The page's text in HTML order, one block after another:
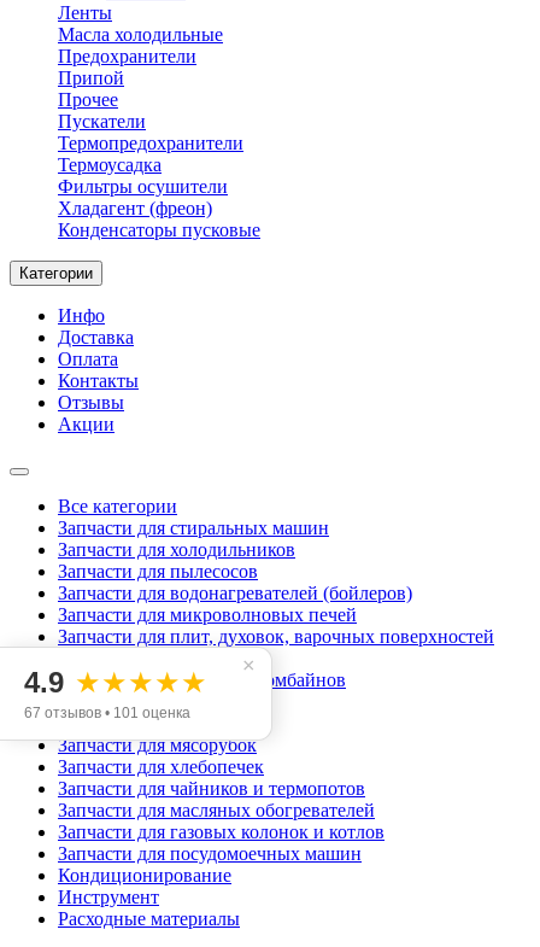
Ленты
Масла холодильные
Предохранители
Припой
Прочее
Пускатели
Термопредохранители
Термоусадка
Фильтры осушители
Хладагент (фреон)
Конденсаторы пусковые
Категории
Инфо
Доставка
Оплата
Контакты
Отзывы
Акции
Все категории
Запчасти для стиральных машин
Запчасти для холодильников
Запчасти для пылесосов
Запчасти для водонагревателей (бойлеров)
Запчасти для микроволновых печей
Запчасти для плит, духовок, варочных поверхностей
Запчасти для блендеров
Запчасти для кухонных комбайнов
Запчасти для аэрогрилей
Запчасти для мясорубок
Запчасти для хлебопечек
Запчасти для чайников и термопотов
Запчасти для масляных обогревателей
Запчасти для газовых колонок и котлов
Запчасти для посудомоечных машин
Кондиционирование
Инструмент
Расходные материалы
×
4.9 ★★★★★
67 отзывов • 101 оценка